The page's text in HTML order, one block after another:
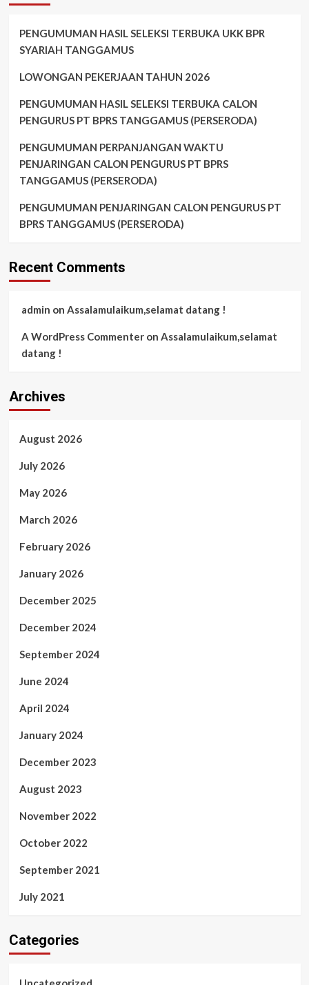
PENGUMUMAN HASIL SELEKSI TERBUKA UKK BPR
SYARIAH TANGGAMUS
LOWONGAN PEKERJAAN TAHUN 2026
PENGUMUMAN HASIL SELEKSI TERBUKA CALON
PENGURUS PT BPRS TANGGAMUS (PERSERODA)
PENGUMUMAN PERPANJANGAN WAKTU
PENJARINGAN CALON PENGURUS PT BPRS
TANGGAMUS (PERSERODA)
PENGUMUMAN PENJARINGAN CALON PENGURUS PT
BPRS TANGGAMUS (PERSERODA)
Recent Comments
admin on Assalamulaikum,selamat datang !
A WordPress Commenteron Assalamulaikum,selamat
datang !
Archives
August 2026
July 2026
May 2026
March 2026
February 2026
January 2026
December 2025
December 2024
September 2024
June 2024
April 2024
January 2024
December 2023
August 2023
November 2022
October 2022
September 2021
July 2021
Categories